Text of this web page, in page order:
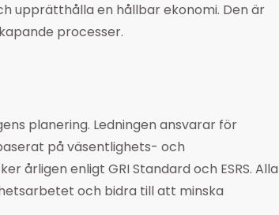
upprätthålla en hållbar ekonomi. Den är
processer.
planering. Ledningen ansvarar för
på väsentlighets- och
årligen enligt GRI Standard och ESRS. Alla
och bidra till att minska